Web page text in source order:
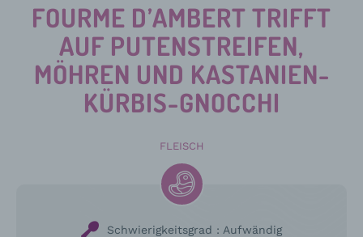
FOURME D’AMBERT TRIFFT
AUF PUTENSTREIFEN,
MÖHREN UND KASTANIEN-
KÜRBIS-GNOCCHI
FLEISCH
Schwierigkeitsgrad : Aufwändig